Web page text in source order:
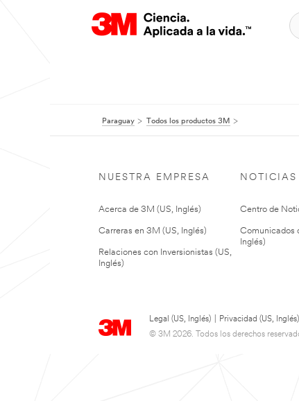
Paraguay Todos los productos 3M
NUESTRA EMPRESA
Acerca de 3M (US, Inglés)
Carreras en 3M (US, Inglés)
Relaciones con Inversionistas (US,
Inglés)
NOTICIAS
Centro de
Comunicados
Inglés)
Legal (US, Inglés) Privacidad (US, Inglés)
© 3M 2026. Todos los derechos